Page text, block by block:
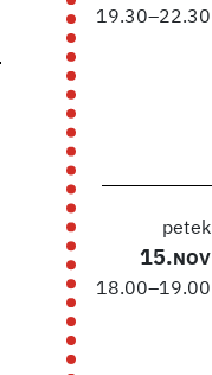
19.30–22.30
petek
15. NOV
18.00–19.00